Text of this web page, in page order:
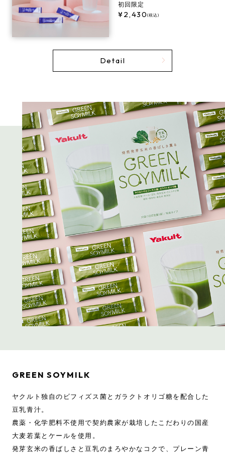
初回限定
2,430(税込)
Detail
GREEN SOYMILK
ヤクルト独自のビフィズス菌と ガラクトオリゴ糖を配合した
豆乳青汁。
農薬・化学肥料不使用で契約農家が栽培したこだわりの国産
大麦若葉とケールを使用。
発芽玄米の香ばしさと豆乳のまろやかなコクで、 プレーン青